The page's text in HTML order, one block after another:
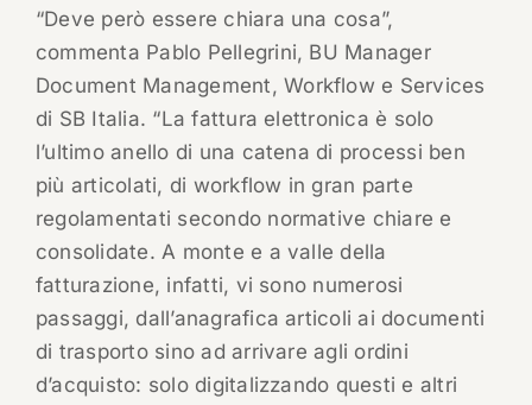
“Deve però essere chiara una cosa”,
commenta Pablo Pellegrini, BU Manager
Document Management, Workflow e Services
di SB Italia. “La fattura elettronica è solo
l’ultimo anello di una catena di processi ben
più articolati, di workflow in gran parte
regolamentati secondo normative chiare e
consolidate. A monte e a valle della
fatturazione, infatti, vi sono numerosi
passaggi, dall’anagrafica articoli ai documenti
di trasporto sino ad arrivare agli ordini
d’acquisto: solo digitalizzando questi e altri